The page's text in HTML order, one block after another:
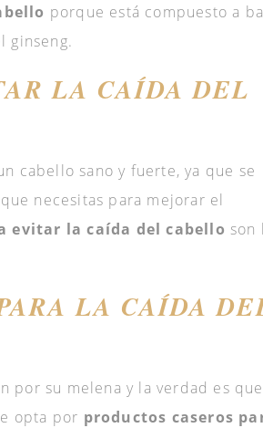
porque está compuesto a
ginseng.
LA CAÍDA DEL
cabello sano y fuerte, ya que se
necesitas para mejorar el
evitar la caída del cabello son
LA CAÍDA
por su melena y la verdad es
opta por productos caseros